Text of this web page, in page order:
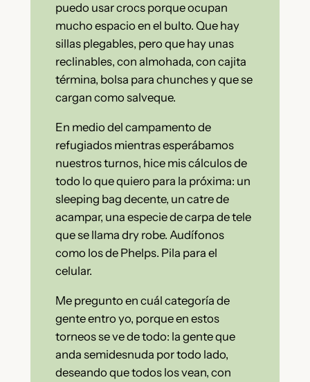
puedo usar crocs porque ocupan
mucho espacio en el bulto. Que hay
sillas plegables, pero que hay unas
reclinables, con almohada, con cajita
términa, bolsa para chunches y que se
cargan como salveque.
En medio del campamento de
refugiados mientras esperábamos
nuestros turnos, hice mis cálculos de
todo lo que quiero para la próxima: un
sleeping bag decente, un catre de
acampar, una especie de carpa de tele
que se llama dry robe. Audífonos
como los de Phelps. Pila para el
celular.
Me pregunto en cuál categoría de
gente entro yo, porque en estos
torneos se ve de todo: la gente que
anda semidesnuda por todo lado,
deseando que todos los vean, con